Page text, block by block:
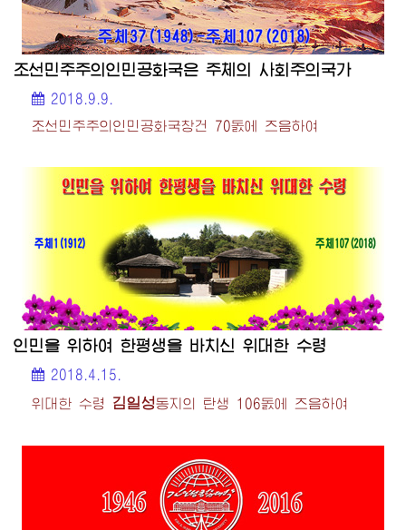
조선민주주의인민공화국은 주체의 사회주의국가
2018.9.9.
조선민주주의인민공화국창건 70돐에 즈음하여
인민을 위하여 한평생을 바치신 위대한 수령
2018.4.15.
위대한 수령 김일성동지 의 탄생 106돐에 즈음하여